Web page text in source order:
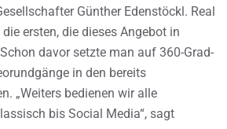
Günther Edenstöckl. Real
ersten, die dieses Angebot in
davor setzte man auf 360-Grad-
in den bereits
„Weiters bedienen wir alle
bis Social Media“, sagt